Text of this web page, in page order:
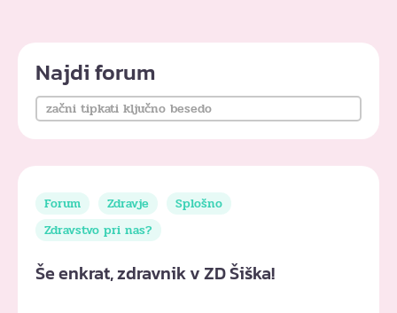
Najdi forum
Forum Zdravje
Splošno
Zdravstvo pri nas?
Še enkrat, zdravnik v ZD Šiška!